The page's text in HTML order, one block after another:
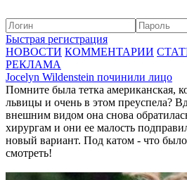
Быстрая регистрация
НОВОСТИ КОММЕНТАРИИ
РЕКЛАМА
Jocelyn Wildenstein починили лицо
Помните была тетка американская,
львицы и очень в этом преуспела?
внешним видом она снова
хирургам и они ее малость
новый вариант. Под катом - что
смотреть!